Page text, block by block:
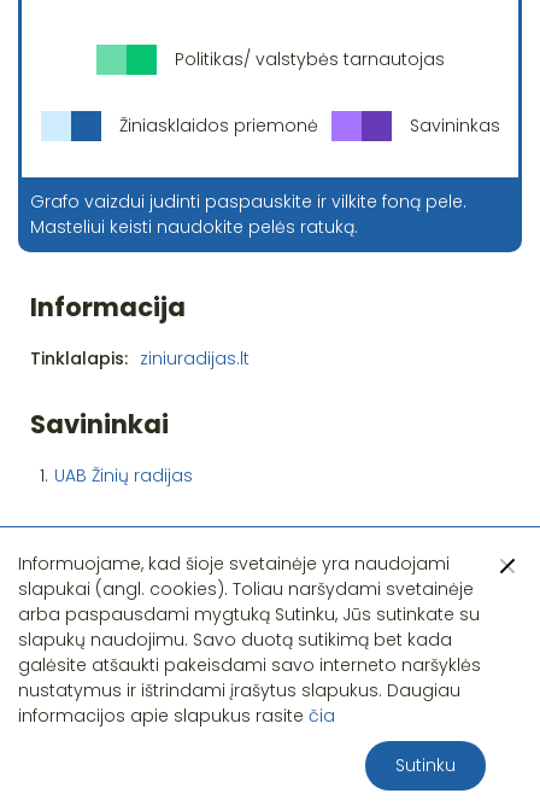
Politikas/ valstybės tarnautojas
Žiniasklaidos priemonė Savininkas
Grafo vaizdui judinti paspauskite ir vilkite foną pele.
Masteliui keisti naudokite pelės ratuką.
Informacija
Tinklalapis: ziniuradijas.lt
Savininkai
1. UAB Žinių radijas
Pastebėjote klaidą?
Informuojame, kad šioje svetainėje yra naudojami
slapukai (angl. cookies). Toliau naršydami svetainėje
arba paspausdami mygtuką Sutinku, Jūs sutinkate su
slapukų naudojimu. Savo duotą sutikimą bet kada
galėsite atšaukti pakeisdami savo interneto naršyklės
nustatymus ir ištrindami įrašytus slapukus. Daugiau
informacijos apie slapukus rasite čia
Sutinku